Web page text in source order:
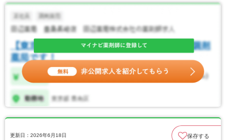
更新日：2026年6月18日 保存する